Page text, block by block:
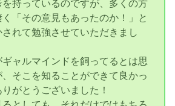
持っているのですが、多くの方
「その意見もあったのか！」と
れて勉強させていただきまし
ャルマインドを飼ってるとは思
そこを知ることができて良かっ
がとうございました！